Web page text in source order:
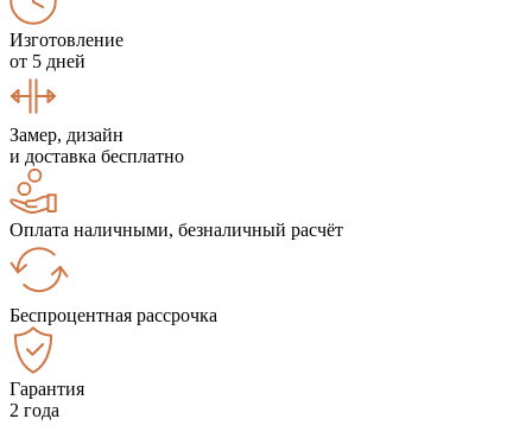
Изготовление
от 5 дней
Замер, дизайн
и доставка бесплатно
Оплата наличными, безналичный расчёт
Беспроцентная рассрочка
Гарантия
2 года